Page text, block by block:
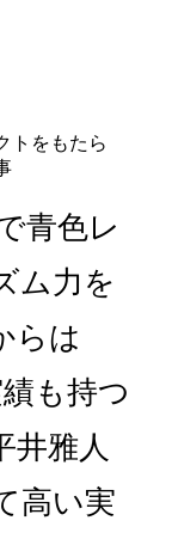
青色レ
ム力を
らは
も持つ
井雅人
高い実